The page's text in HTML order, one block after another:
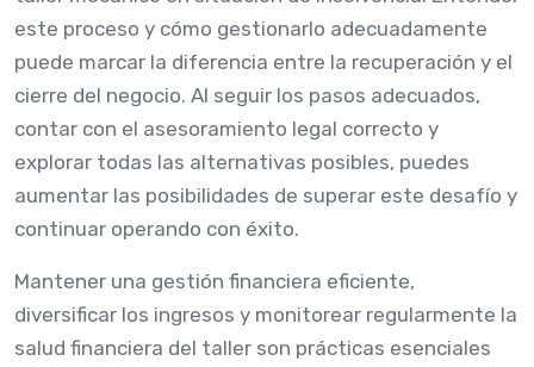
este proceso y cómo gestionarlo adecuadamente
puede marcar la diferencia entre la recuperación y el
cierre del negocio. Al seguir los pasos adecuados,
contar con el asesoramiento legal correcto y
explorar todas las alternativas posibles, puedes
aumentar las posibilidades de superar este desafío y
continuar operando con éxito.
Mantener una gestión financiera eficiente,
diversificar los ingresos y monitorear regularmente la
salud financiera del taller son prácticas esenciales